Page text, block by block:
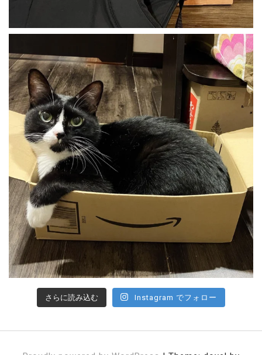
さらに読み込む Instagram でフォロー